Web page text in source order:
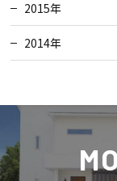
2015年
2014年